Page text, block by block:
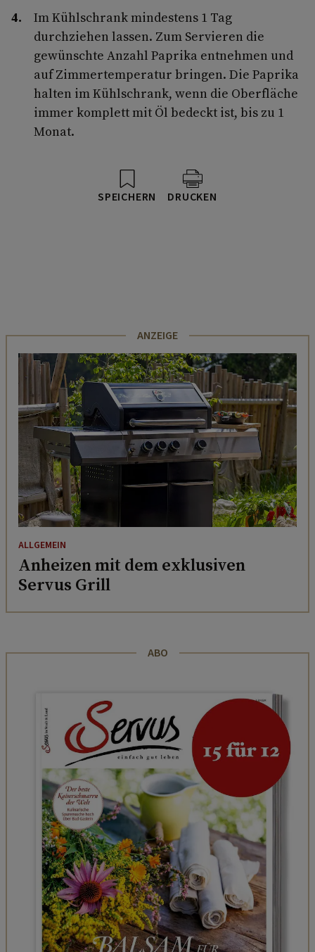
Im Kühlschrank mindestens 1 Tag
durchziehen lassen. Zum Servieren die
gewünschte Anzahl Paprika entnehmen und
auf Zimmertemperatur bringen. Die Paprika
halten im Kühlschrank, wenn die Oberfläche
immer komplett mit Öl bedeckt ist, bis zu 1
Monat.
SPEICHERN DRUCKEN
ANZEIGE
ALLGEMEIN
Anheizen mit dem exklusiven
Servus Grill
ABO